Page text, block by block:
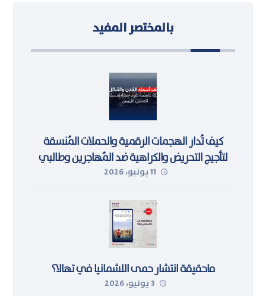
بالمختصر المفيد
كيف تُدار الهجمات الرقمية والحملات المُنسقة
لتأجيج التحريض والكراهية ضد المُهاجرين وطالبي
اللجوء في ليبيا
11 يونيو، 2026
ماحقيقة انتشار حمى اللشمانيا في تهالا؟
3 يونيو، 2026